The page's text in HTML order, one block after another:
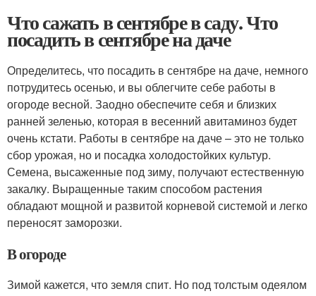
Что сажать в сентябре в саду. Что
посадить в сентябре на даче
Определитесь, что посадить в сентябре на даче, немного
потрудитесь осенью, и вы облегчите себе работы в
огороде весной. Заодно обеспечите себя и близких
ранней зеленью, которая в весенний авитаминоз будет
очень кстати. Работы в сентябре на даче – это не только
сбор урожая, но и посадка холодостойких культур.
Семена, высаженные под зиму, получают естественную
закалку. Выращенные таким способом растения
обладают мощной и развитой корневой системой и легко
переносят заморозки.
В огороде
Зимой кажется, что земля спит. Но под толстым одеялом